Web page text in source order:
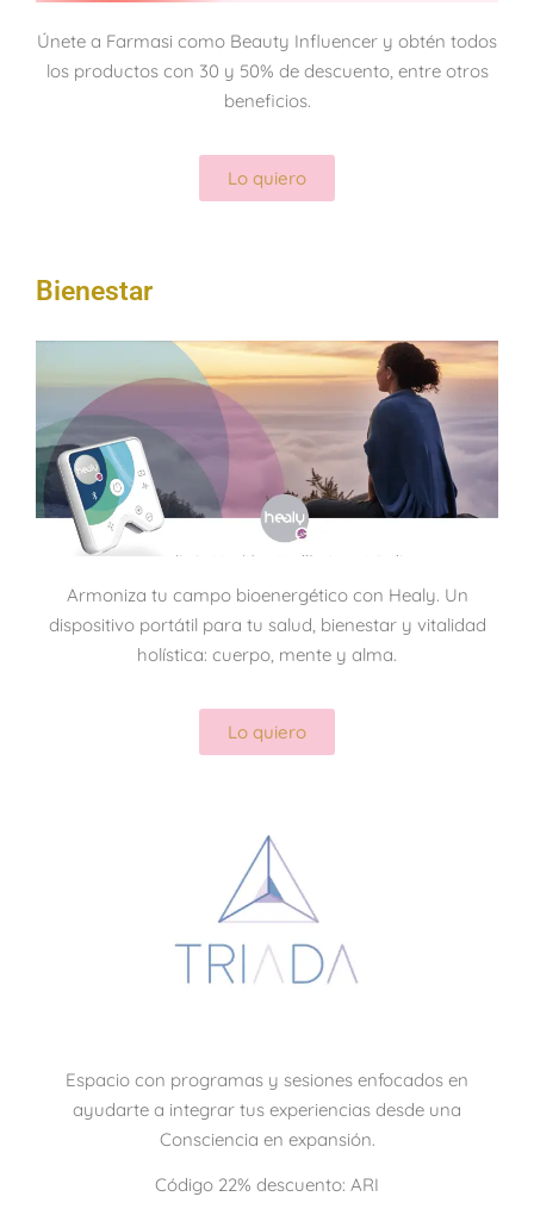
Únete a Farmasi como Beauty Influencer y obtén todos
los productos con 30 y 50% de descuento, entre otros
beneficios.
Lo quiero
Bienestar
Armoniza tu campo bioenergético con Healy. Un
dispositivo portátil para tu salud, bienestar y vitalidad
holística: cuerpo, mente y alma.
Lo quiero
Espacio con programas y sesiones enfocados en
ayudarte a integrar tus experiencias desde una
Consciencia en expansión.
Código 22% descuento: ARI